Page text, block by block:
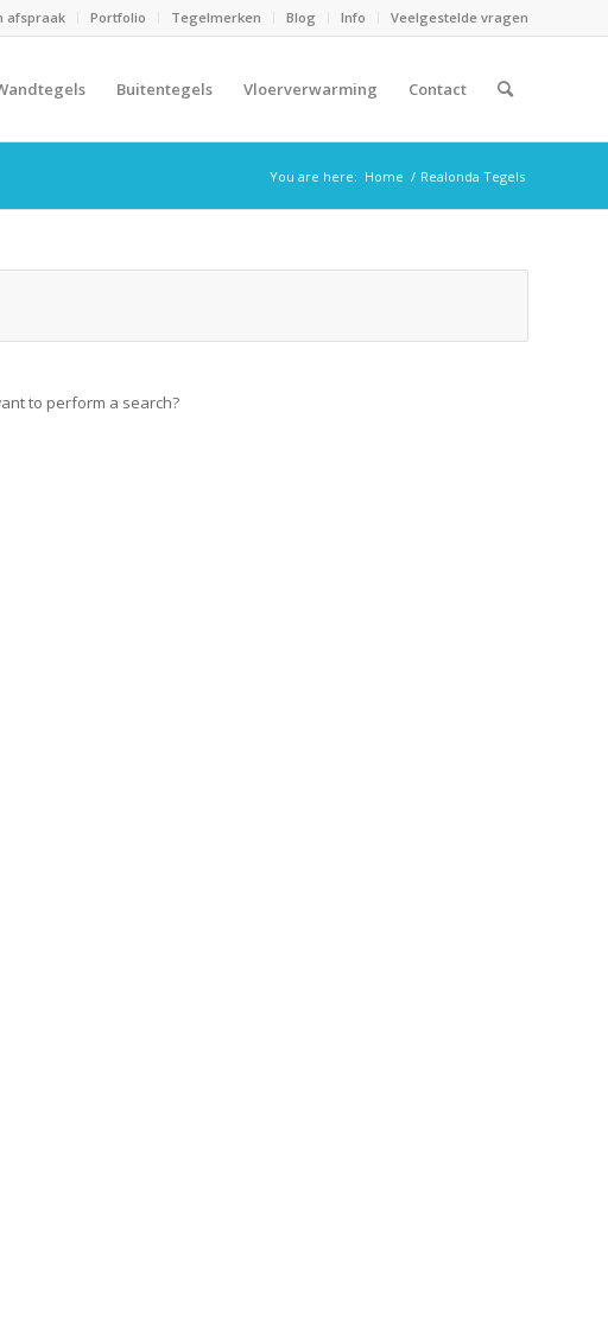
afspraak Portfolio Tegelmerken Blog Info Veelgestelde vragen
Buitentegels Vloerverwarming Contact
You are here: Home / Realonda Tegels
to perform a search?